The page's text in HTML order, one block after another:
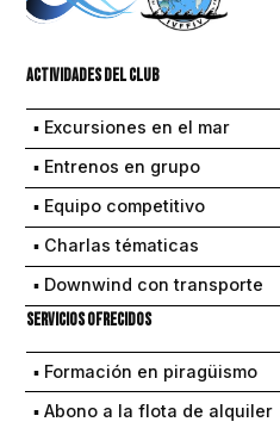
Actividades del club
▪ Excursiones en el mar
▪ Entrenos en grupo
▪ Equipo competitivo
▪ Charlas tématicas
▪ Downwind con transporte
Servicios ofrecidos
▪ Formación en piragüismo
▪ Abono a la flota de alquiler